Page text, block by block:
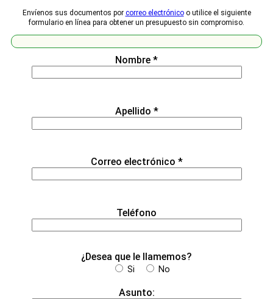
Envíenos sus documentos por correo electrónicoo utilice el siguiente
formulario en línea para obtener un presupuesto sin compromiso.
Nombre *
Apellido *
Correo electrónico *
Teléfono
¿Desea que le llamemos?
Si No
Asunto: